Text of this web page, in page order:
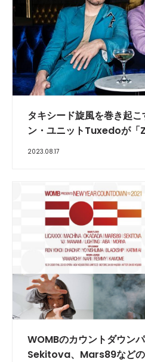
タキシード旋風を巻き起
ン・ユニットTuxedoが「
2023.08.17
WOMBのカウントダウン
Sekitova、Mars89など